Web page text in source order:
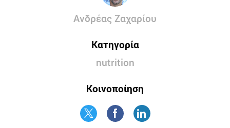
Ανδρέας Ζαχαρίου
Κατηγορία
nutrition
Κοινοποίηση